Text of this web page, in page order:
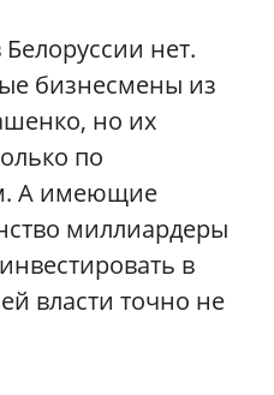
нет.
бизнесмены из
но их
по
А имеющие
миллиардеры
в
власти точно не